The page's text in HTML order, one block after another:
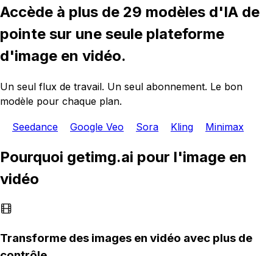
Accède à plus de 29 modèles d'IA de
pointe sur une seule plateforme
d'image en vidéo.
Un seul flux de travail. Un seul abonnement. Le bon
modèle pour chaque plan.
Seedance Google Veo Sora Kling Minimax
Pourquoi getimg.ai pour l'image en
vidéo
Transforme des images en vidéo avec plus de